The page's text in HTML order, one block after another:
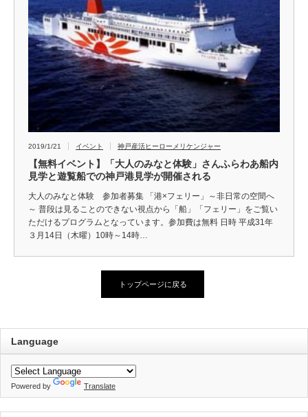
2019/1/21 イベント 神戸産活ヒーローメリケンジャー
【無料イベント】「大人のみなと体験」さんふらわあ船内
見学と遊覧船での神戸港見学が開催される
大人のみなと体験 参加者募集 「港×フェリー」～非日常の空間へ
～ 普段は見ることのできない視点から「船」「フェリー」をご覧い
ただけるプログラムとなっています。参加費は無料 日時 平成31年
３月14日（木曜）10時～14時…
トップページに戻る
Language
Powered by Translate